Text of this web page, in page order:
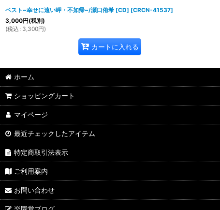
ベスト~幸せに遠い岬・不如帰~/瀬口侑希 [CD] [CRCN-41537]
3,000円(税別)
(税込 : 3,300円)
カートに入れる
ホーム
ショッピングカート
マイページ
最近チェックしたアイテム
特定商取引法表示
ご利用案内
お問い合わせ